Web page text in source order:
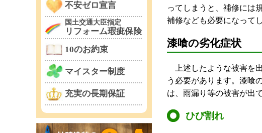
ってしまうと、補修には
補修なども必要になって
漆喰の劣化症状
上述したような被害を
う必要があります。漆喰
は、雨漏り等の被害が出
ひび割れ
不安ゼロ宣言
国土交通大臣指定
リフォーム瑕疵保険
10のお約束
マイスター制度
充実の長期保証